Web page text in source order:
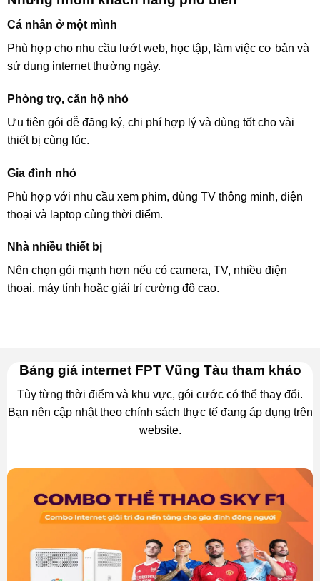
Cá nhân ở một mình
Phù hợp cho nhu cầu lướt web, học tập, làm việc cơ bản và
sử dụng internet thường ngày.
Phòng trọ, căn hộ nhỏ
Ưu tiên gói dễ đăng ký, chi phí hợp lý và dùng tốt cho vài
thiết bị cùng lúc.
Gia đình nhỏ
Phù hợp với nhu cầu xem phim, dùng TV thông minh, điện
thoại và laptop cùng thời điểm.
Nhà nhiều thiết bị
Nên chọn gói mạnh hơn nếu có camera, TV, nhiều điện
thoại, máy tính hoặc giải trí cường độ cao.
Bảng giá internet FPT Vũng Tàu tham khảo
Tùy từng thời điểm và khu vực, gói cước có thể thay đổi.
Bạn nên cập nhật theo chính sách thực tế đang áp dụng trên
website.